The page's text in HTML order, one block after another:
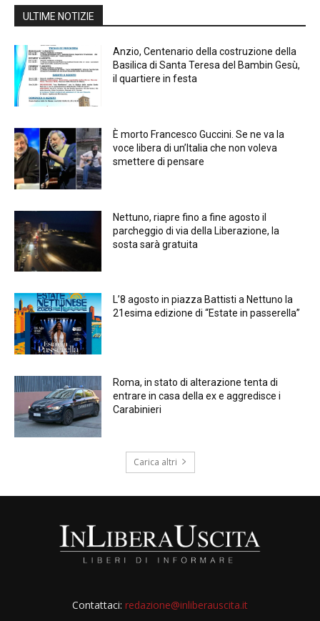
ULTIME NOTIZIE
Anzio, Centenario della costruzione della
Basilica di Santa Teresa del Bambin Gesù,
il quartiere in festa
È morto Francesco Guccini. Se ne va la
voce libera di un’Italia che non voleva
smettere di pensare
Nettuno, riapre fino a fine agosto il
parcheggio di via della Liberazione, la
sosta sarà gratuita
L’8 agosto in piazza Battisti a Nettuno la
21esima edizione di “Estate in passerella”
Roma, in stato di alterazione tenta di
entrare in casa della ex e aggredisce i
Carabinieri
Carica altri
Contattaci: redazione@inliberauscita.it